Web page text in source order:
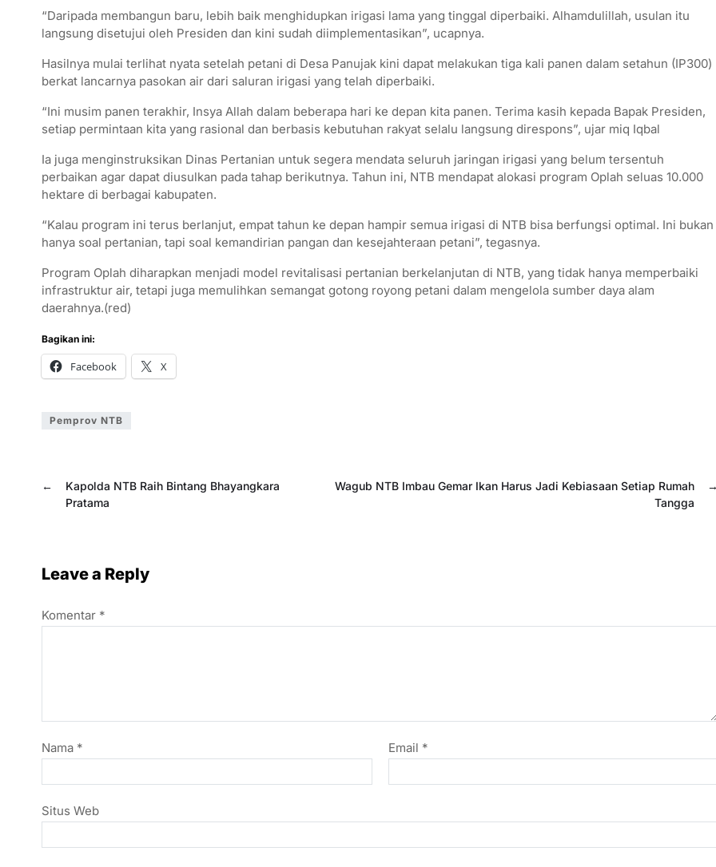
“Daripada membangun baru, lebih baik menghidupkan irigasi lama yang tinggal diperbaiki. Alhamdulillah, usulan itu
langsung disetujui oleh Presiden dan kini sudah diimplementasikan”, ucapnya.
Hasilnya mulai terlihat nyata setelah petani di Desa Panujak kini dapat melakukan tiga kali panen dalam setahun (IP300)
berkat lancarnya pasokan air dari saluran irigasi yang telah diperbaiki.
“Ini musim panen terakhir, Insya Allah dalam beberapa hari ke depan kita panen. Terima kasih kepada Bapak Presiden,
setiap permintaan kita yang rasional dan berbasis kebutuhan rakyat selalu langsung direspons”, ujar miq Iqbal
Ia juga menginstruksikan Dinas Pertanian untuk segera mendata seluruh jaringan irigasi yang belum tersentuh
perbaikan agar dapat diusulkan pada tahap berikutnya. Tahun ini, NTB mendapat alokasi program Oplah seluas 10.000
hektare di berbagai kabupaten.
“Kalau program ini terus berlanjut, empat tahun ke depan hampir semua irigasi di NTB bisa berfungsi optimal. Ini bukan
hanya soal pertanian, tapi soal kemandirian pangan dan kesejahteraan petani”, tegasnya.
Program Oplah diharapkan menjadi model revitalisasi pertanian berkelanjutan di NTB, yang tidak hanya memperbaiki
infrastruktur air, tetapi juga memulihkan semangat gotong royong petani dalam mengelola sumber daya alam
daerahnya.(red)
Bagikan ini:
Facebook X
Pemprov NTB
←
Kapolda NTB Raih Bintang Bhayangkara
Pratama
Wagub NTB Imbau Gemar Ikan Harus Jadi Kebiasaan Setiap Rumah
Tangga
Leave a Reply
Komentar *
Nama * Email *
Situs Web